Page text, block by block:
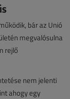
bár az Unió
megvalósulna
rejlő
nem jelenti
ahogy egy